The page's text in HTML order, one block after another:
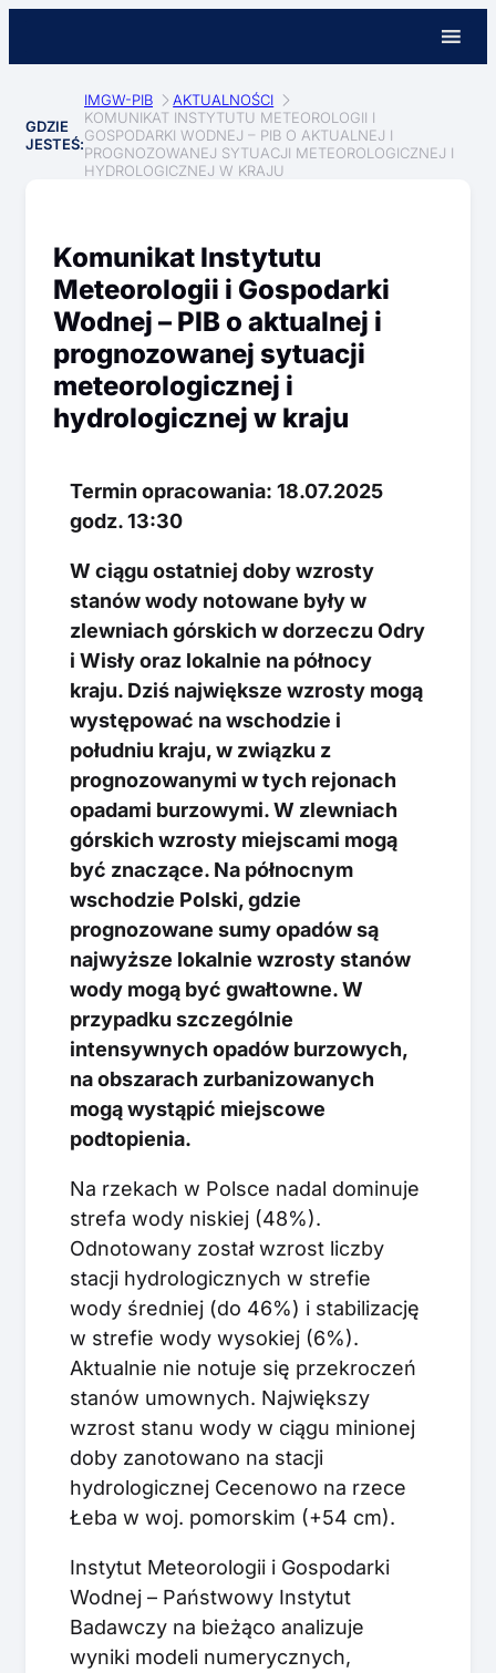
GDZIE
JESTEŚ:
IMGW-PIB
AKTUALNOŚCI
KOMUNIKAT INSTYTUTU METEOROLOGII I
GOSPODARKI WODNEJ – PIB O AKTUALNEJ I
PROGNOZOWANEJ SYTUACJI METEOROLOGICZNEJ I
HYDROLOGICZNEJ W KRAJU
Komunikat Instytutu
Meteorologii i Gospodarki
Wodnej – PIB o aktualnej i
prognozowanej sytuacji
meteorologicznej i
hydrologicznej w kraju
Termin opracowania: 18.07.2025
godz. 13:30
W ciągu ostatniej doby wzrosty
stanów wody notowane były w
zlewniach górskich w dorzeczu Odry
i Wisły oraz lokalnie na północy
kraju. Dziś największe wzrosty mogą
występować na wschodzie i
południu kraju, w związku z
prognozowanymi w tych rejonach
opadami burzowymi. W zlewniach
górskich wzrosty miejscami mogą
być znaczące. Na północnym
wschodzie Polski, gdzie
prognozowane sumy opadów są
najwyższe lokalnie wzrosty stanów
wody mogą być gwałtowne. W
przypadku szczególnie
intensywnych opadów burzowych,
na obszarach zurbanizowanych
mogą wystąpić miejscowe
podtopienia.
Na rzekach w Polsce nadal dominuje
strefa wody niskiej (48%).
Odnotowany został wzrost liczby
stacji hydrologicznych w strefie
wody średniej (do 46%) i stabilizację
w strefie wody wysokiej (6%).
Aktualnie nie notuje się przekroczeń
stanów umownych. Największy
wzrost stanu wody w ciągu minionej
doby zanotowano na stacji
hydrologicznej Cecenowo na rzece
Łeba w woj. pomorskim (+54 cm).
Instytut Meteorologii i Gospodarki
Wodnej – Państwowy Instytut
Badawczy na bieżąco analizuje
wyniki modeli numerycznych,